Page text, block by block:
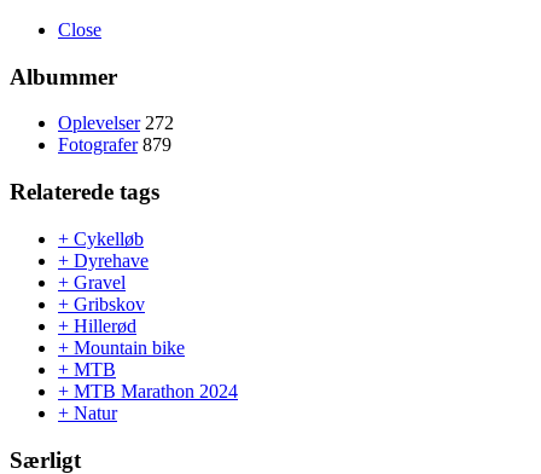
Close
Albummer
Oplevelser 272
Fotografer 879
Relaterede tags
+ Cykelløb
+ Dyrehave
+ Gravel
+ Gribskov
+ Hillerød
+ Mountain bike
+ MTB
+ MTB Marathon 2024
+ Natur
Særligt